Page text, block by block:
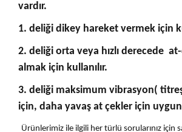
vardır.
1. deliği dikey hareket vermek için
2. deliği orta veya hızlı derecede
almak için kullanılır.
3. deliği maksimum vibrasyon(
için, daha yavaş at çekler için
Ürünlerimiz ile ilgili her türlü sorularınız için